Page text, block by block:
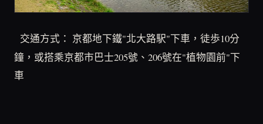
交通方式： 京都地下鐵"北大路駅"下車，徒歩10分
鐘，或搭乘京都市巴士205號、206號在"植物園前"下
車